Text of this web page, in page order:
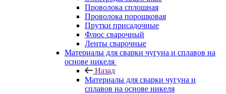
Проволока сплошная
Проволока порошковая
Прутки присадочные
Флюс сварочный
Ленты сварочные
Материалы для сварки чугуна и сплавов на
основе никеля
Назад
Материалы для сварки чугуна и
сплавов на основе никеля